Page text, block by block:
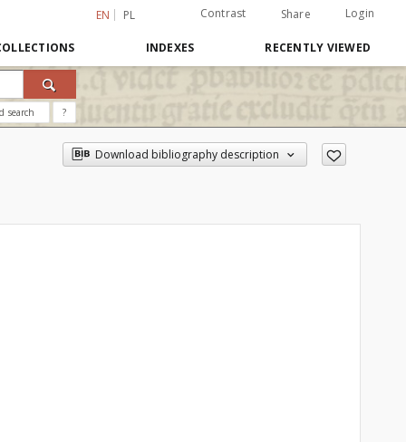
EN PL Contrast Share Login
INDEXES RECENTLY VIEWED
search ?
Download bibliography description